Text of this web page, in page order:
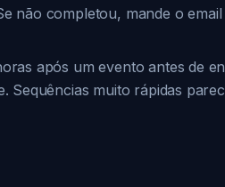
não completou, mande o email
após um evento antes de
Sequências muito rápidas